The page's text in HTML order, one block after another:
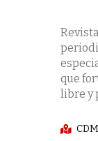
que
libre y